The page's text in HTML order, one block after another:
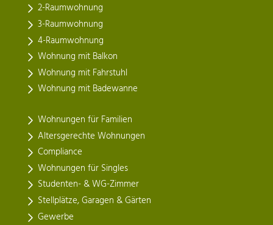
2-Raumwohnung
3-Raumwohnung
4-Raumwohnung
Wohnung mit Balkon
Wohnung mit Fahrstuhl
Wohnung mit Badewanne
Wohnungen für Familien
Altersgerechte Wohnungen
Compliance
Wohnungen für Singles
Studenten- & WG-Zimmer
Stellplätze, Garagen & Gärten
Gewerbe